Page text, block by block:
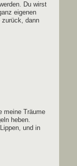
Du wirst
eige­nen
zurück, dann
mei­ne Träu­me
heben.
und in